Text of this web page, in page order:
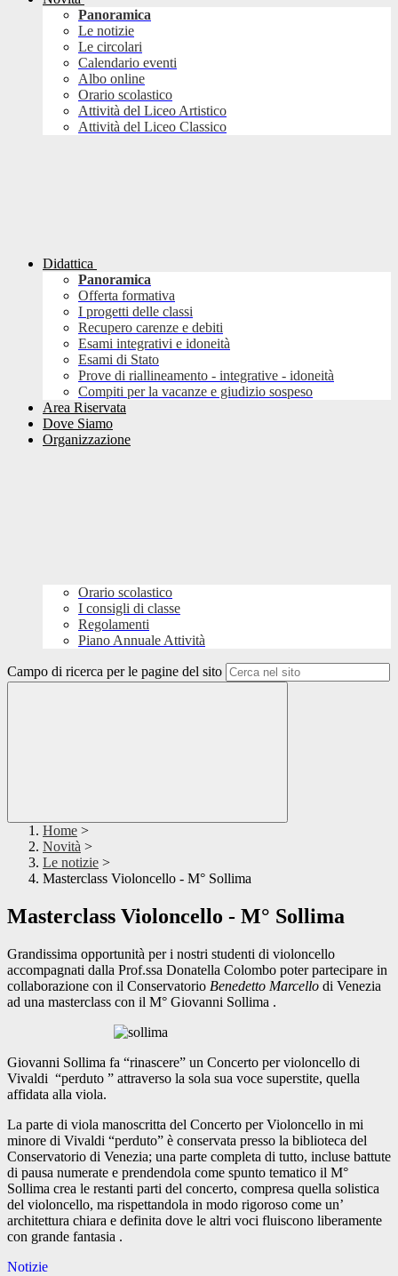
Panoramica
Le notizie
Le circolari
Calendario eventi
Albo online
Orario scolastico
Attività del Liceo Artistico
Attività del Liceo Classico
Didattica
Panoramica
Offerta formativa
I progetti delle classi
Recupero carenze e debiti
Esami integrativi e idoneità
Esami di Stato
Prove di riallineamento - integrative - idoneità
Compiti per la vacanze e giudizio sospeso
Area Riservata
Dove Siamo
Organizzazione
Orario scolastico
I consigli di classe
Regolamenti
Piano Annuale Attività
Campo di ricerca per le pagine del sito
Home >
Novità >
Le notizie >
Masterclass Violoncello - M° Sollima
Masterclass Violoncello - M° Sollima
Grandissima opportunità per i nostri studenti di violoncello
accompagnati dalla Prof.ssa Donatella Colombo poter partecipare in
collaborazione con il Conservatorio Benedetto Marcello di Venezia
ad una masterclass con il M° Giovanni Sollima .
Giovanni Sollima fa “rinascere” un Concerto per violoncello di
Vivaldi “perduto ” attraverso la sola sua voce superstite, quella
affidata alla viola.
La parte di viola manoscritta del Concerto per Violoncello in mi
minore di Vivaldi “perduto” è conservata presso la biblioteca del
Conservatorio di Venezia; una parte completa di tutto, incluse battute
di pausa numerate e prendendola come spunto tematico il M°
Sollima crea le restanti parti del concerto, compresa quella solistica
del violoncello, ma rispettandola in modo rigoroso come un’
architettura chiara e definita dove le altri voci fluiscono liberamente
con grande fantasia .
Notizie